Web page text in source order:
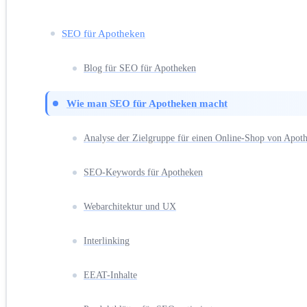
SEO für Apotheken
Blog für SEO für Apotheken
Wie man SEO für Apotheken macht
Analyse der Zielgruppe für einen Online-Shop von
SEO-Keywords für Apotheken
Webarchitektur und UX
Interlinking
EEAT-Inhalte